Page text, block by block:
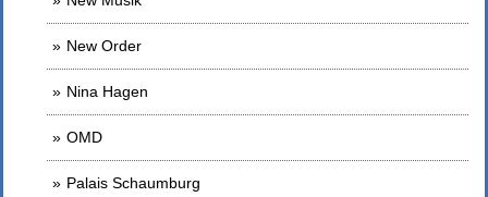
New Order
Nina Hagen
OMD
Palais Schaumburg